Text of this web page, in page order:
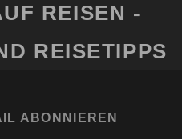
REISEN -
REISETIPPS
ABONNIEREN